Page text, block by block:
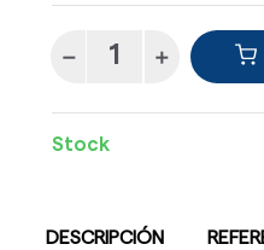
Stock
DESCRIPCIÓN